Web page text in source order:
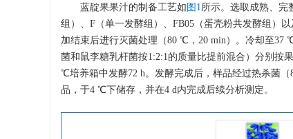
蓝靛果果汁的制备工艺如 图1所示。选取成熟、完
组）、F（单一发酵组）、FB05（蛋壳粉共发酵组）
加结束后进行灭菌处理（80 ℃，20 min）。冷却至37
菌和鼠李糖乳杆菌按1:2:1的质量比提前混合）分别按
℃培养箱中发酵72 h。发酵完成后，样品经过热杀菌
品，于4 ℃下储存，并在4 d内完成后续分析测定。